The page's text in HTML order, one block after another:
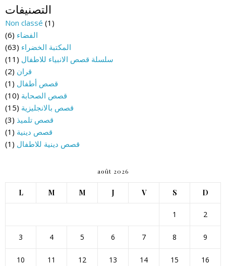
التصنيفات
Non classé (1)
الفضاء (6)
المكتبة الخضراء (63)
سلسلة قصص الانبياء للاطفال (11)
قران (2)
قصص أطفال (1)
قصص الصحابة (10)
قصص بالانجليزية (15)
قصص تلميذ (3)
قصص دينية (1)
قصص دينية للاطفال (1)
août 2026
L M M J V S D
1 2
3 4 5 6 7 8 9
10 11 12 13 14 15 16